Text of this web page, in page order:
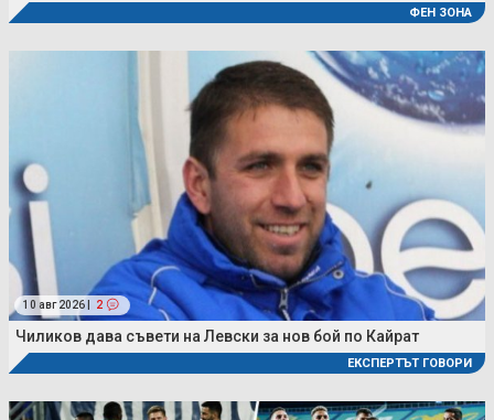
ФЕН ЗОНА
10 авг 2026 | 2
Чиликов дава съвети на Левски за нов бой по Кайрат
ЕКСПЕРТЪТ ГОВОРИ